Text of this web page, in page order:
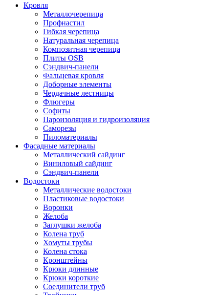
Кровля
Металлочерепица
Профнастил
Гибкая черепица
Натуральная черепица
Композитная черепица
Плиты OSB
Сэндвич-панели
Фальцевая кровля
Доборные элементы
Чердачные лестницы
Флюгеры
Софиты
Пароизоляция и гидроизоляция
Саморезы
Пиломатериалы
Фасадные материалы
Металлический сайдинг
Виниловый сайдинг
Сэндвич-панели
Водостоки
Металлические водостоки
Пластиковые водостоки
Воронки
Желоба
Заглушки желоба
Колена труб
Хомуты трубы
Колена стока
Кронштейны
Крюки длинные
Крюки короткие
Соединители труб